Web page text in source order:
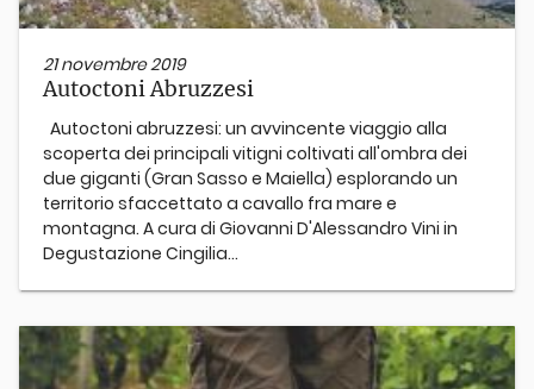
21 novembre 2019
Autoctoni Abruzzesi
Autoctoni abruzzesi: un avvincente viaggio alla
scoperta dei principali vitigni coltivati all'ombra dei
due giganti (Gran Sasso e Maiella) esplorando un
territorio sfaccettato a cavallo fra mare e
montagna. A cura di Giovanni D'Alessandro Vini in
Degustazione Cingilia...